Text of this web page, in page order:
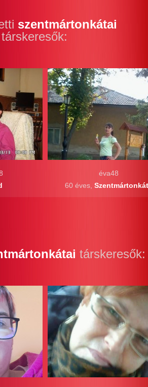
szentmártonkátai
társkeresők:
éva48
60 éves,
társkeresők: